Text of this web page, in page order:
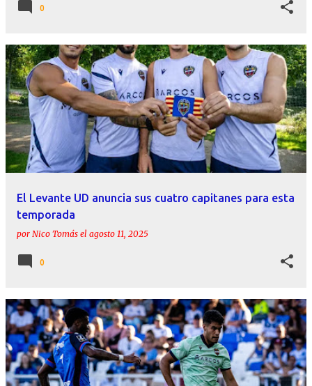
0
El Levante UD anuncia sus cuatro capitanes para esta
temporada
por Nico Tomás el agosto 11, 2025
0